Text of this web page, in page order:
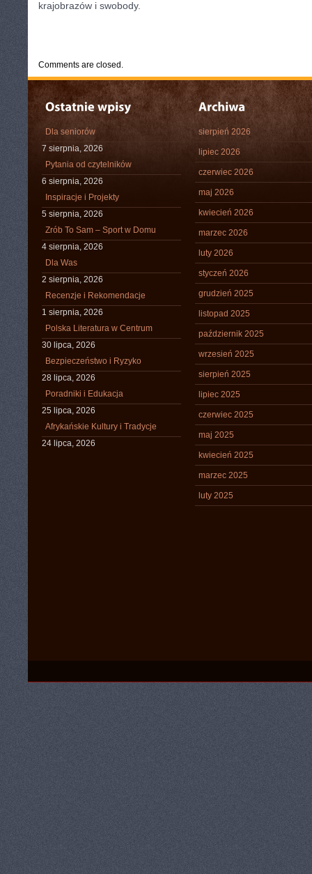
krajobrazów i swobody.
Comments are closed.
Dla seniorów
7 sierpnia, 2026
Pytania od czytelników
6 sierpnia, 2026
Inspiracje i Projekty
5 sierpnia, 2026
Zrób To Sam – Sport w Domu
4 sierpnia, 2026
Dla Was
2 sierpnia, 2026
Recenzje i Rekomendacje
1 sierpnia, 2026
Polska Literatura w Centrum
30 lipca, 2026
Bezpieczeństwo i Ryzyko
28 lipca, 2026
Poradniki i Edukacja
25 lipca, 2026
Afrykańskie Kultury i Tradycje
24 lipca, 2026
sierpień 2026
lipiec 2026
czerwiec 2026
maj 2026
kwiecień 2026
marzec 2026
luty 2026
styczeń 2026
grudzień 2025
listopad 2025
październik 2025
wrzesień 2025
sierpień 2025
lipiec 2025
czerwiec 2025
maj 2025
kwiecień 2025
marzec 2025
luty 2025